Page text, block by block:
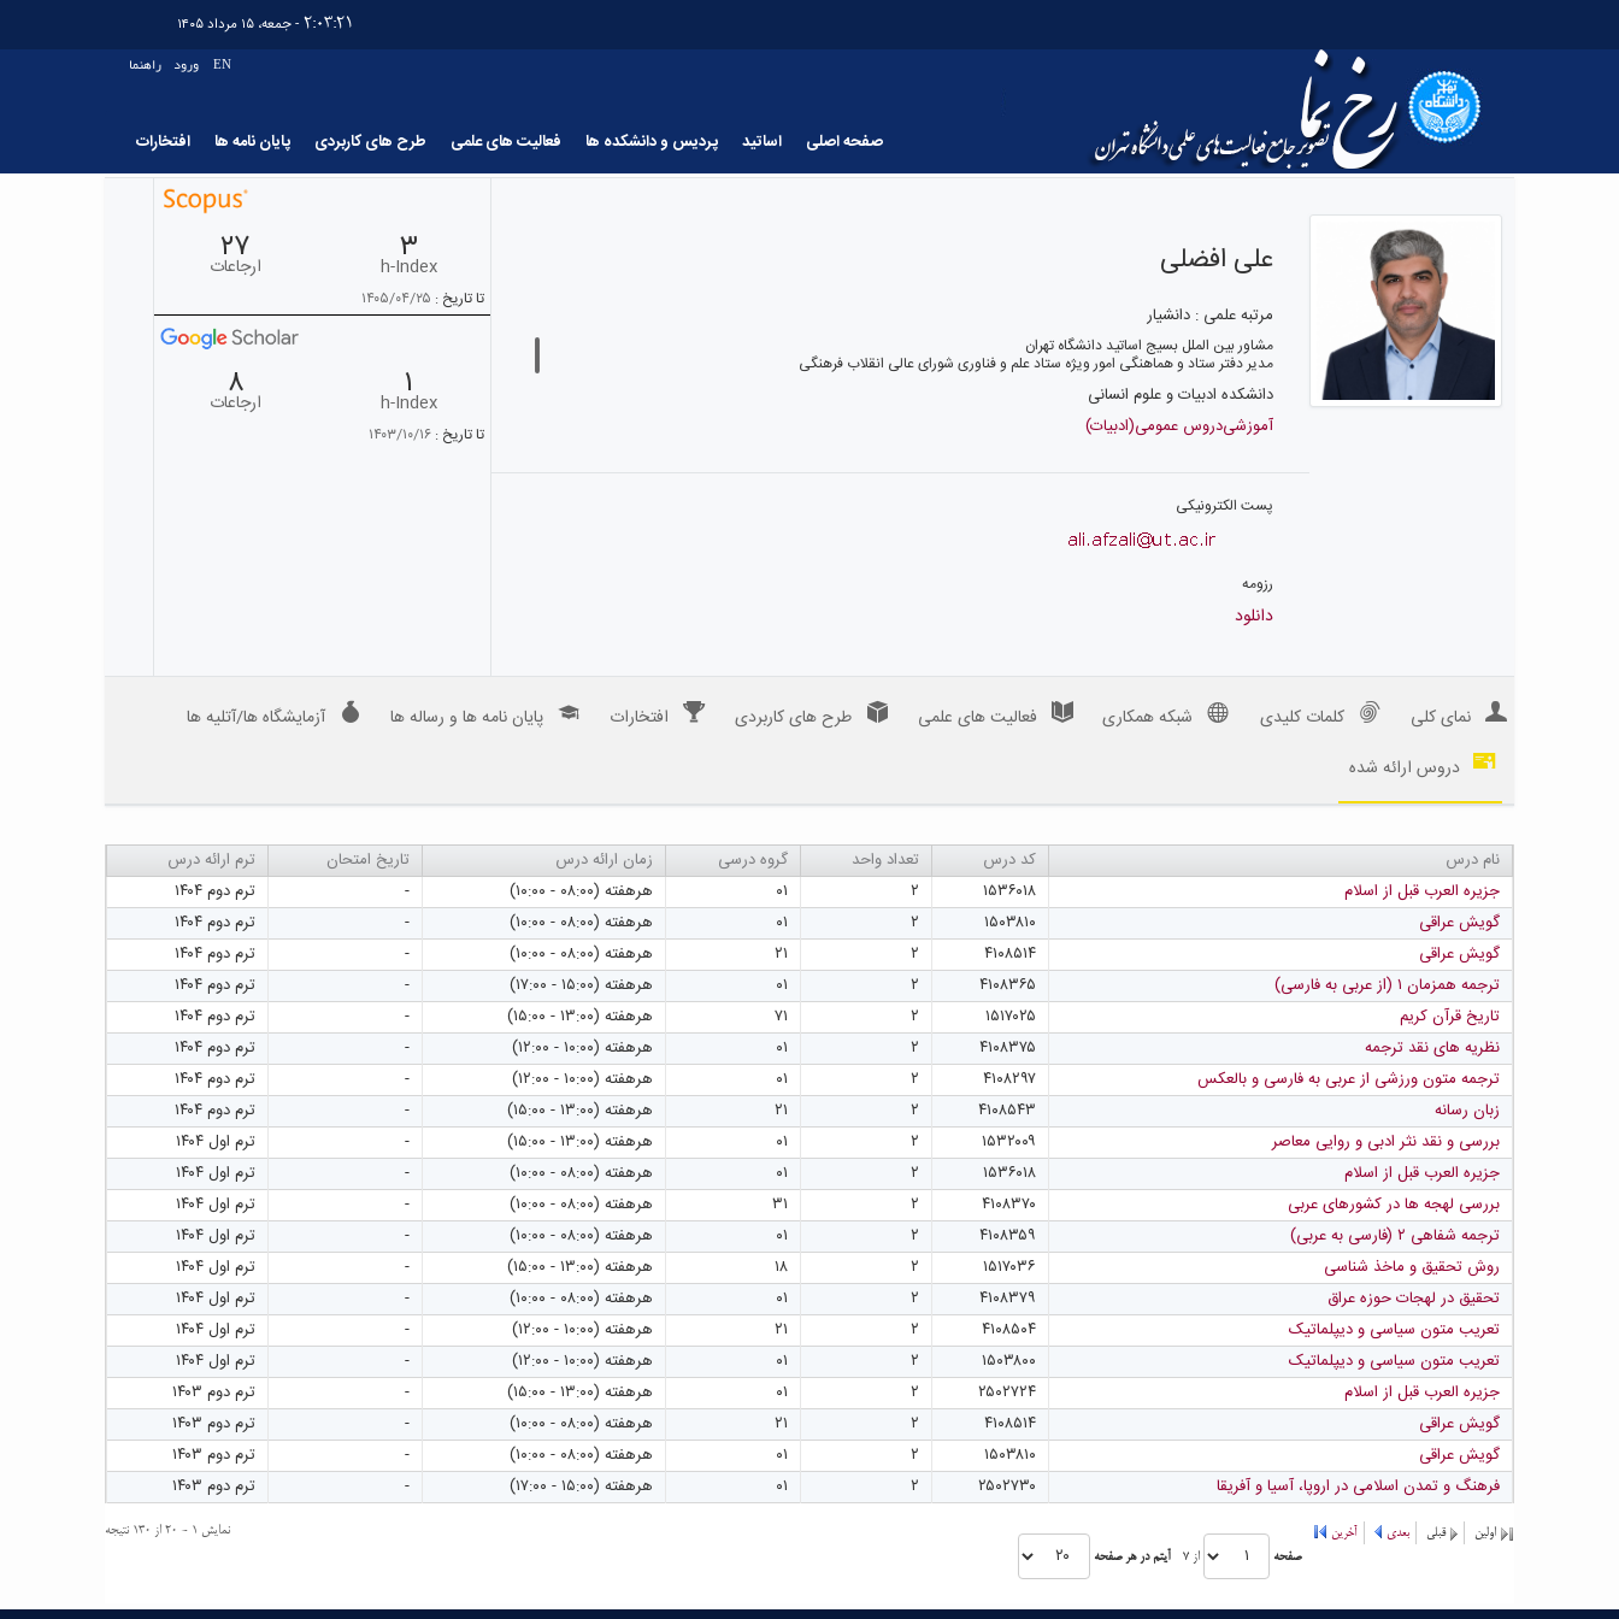
2:03:21 - جمعه، ۱۵ مرداد ۱۴۰۵
EN ورود راهنما
صفحه اصلی اساتید پردیس و دانشکده ها فعالیت های علمی طرح های کاربردی پایان نامه ها افتخارات
علی افضلی
مرتبه علمی : دانشیار
مشاور بین الملل بسیج اساتید دانشگاه تهران
مدیر دفتر ستاد و هماهنگی امور ویژه ستاد علم و فناوری شورای عالی انقلاب فرهنگی
دانشکده ادبیات و علوم انسانی
آموزشی‌دروس عمومی‌(ادبیات)
پست الکترونیکی
رزومه
دانلود
۲۷
ارجاعات ۳
h-Index
تا تاریخ : ۱۴۰۵/۰۴/۲۵
۸
ارجاعات ۱
h-Index
تا تاریخ : ۱۴۰۳/۱۰/۱۶
نمای کلی کلمات کلیدی شبکه همکاری فعالیت های علمی طرح های کاربردی افتخارات پایان نامه ها و رساله ها
آزمایشگاه ها/آتلیه ها
دروس ارائه شده
نام درس کد درس تعداد واحد گروه درسی زمان ارائه درس تاریخ امتحان
ترم ارائه درس
جزیره العرب قبل از اسلام
۱۵۳۶۰۱۸ ۲ ۰۱ هرهفته (۰۸:۰۰ - ۱۰:۰۰) -
ترم دوم ۱۴۰۴
گویش عراقی
۱۵۰۳۸۱۰ ۲ ۰۱ هرهفته (۰۸:۰۰ - ۱۰:۰۰) -
ترم دوم ۱۴۰۴
گویش عراقی
۴۱۰۸۵۱۴ ۲ ۲۱ هرهفته (۰۸:۰۰ - ۱۰:۰۰) -
ترم دوم ۱۴۰۴
ترجمه همزمان ۱ (از عربی به فارسی)
۴۱۰۸۳۶۵ ۲ ۰۱ هرهفته (۱۵:۰۰ - ۱۷:۰۰) -
ترم دوم ۱۴۰۴
تاریخ قرآن کریم
۱۵۱۷۰۲۵ ۲ ۷۱ هرهفته (۱۳:۰۰ - ۱۵:۰۰) -
ترم دوم ۱۴۰۴
نظریه های نقد ترجمه
۴۱۰۸۳۷۵ ۲ ۰۱ هرهفته (۱۰:۰۰ - ۱۲:۰۰) -
ترم دوم ۱۴۰۴
ترجمه متون ورزشی از عربی به فارسی و بالعکس
۴۱۰۸۲۹۷ ۲ ۰۱ هرهفته (۱۰:۰۰ - ۱۲:۰۰) -
ترم دوم ۱۴۰۴
زبان رسانه
۴۱۰۸۵۴۳ ۲ ۲۱ هرهفته (۱۳:۰۰ - ۱۵:۰۰) -
ترم دوم ۱۴۰۴
بررسی و نقد نثر ادبی و روایی معاصر
۱۵۳۲۰۰۹ ۲ ۰۱ هرهفته (۱۳:۰۰ - ۱۵:۰۰) -
ترم اول ۱۴۰۴
جزیره العرب قبل از اسلام
۱۵۳۶۰۱۸ ۲ ۰۱ هرهفته (۰۸:۰۰ - ۱۰:۰۰) -
ترم اول ۱۴۰۴
بررسی لهجه ها در کشورهای عربی
۴۱۰۸۳۷۰ ۲ ۳۱ هرهفته (۰۸:۰۰ - ۱۰:۰۰) -
ترم اول ۱۴۰۴
ترجمه شفاهی ۲ (فارسی به عربی)
۴۱۰۸۳۵۹ ۲ ۰۱ هرهفته (۰۸:۰۰ - ۱۰:۰۰) -
ترم اول ۱۴۰۴
روش تحقیق و ماخذ شناسی
۱۵۱۷۰۳۶ ۲ ۱۸ هرهفته (۱۳:۰۰ - ۱۵:۰۰) -
ترم اول ۱۴۰۴
تحقیق در لهجات حوزه عراق
۴۱۰۸۳۷۹ ۲ ۰۱ هرهفته (۰۸:۰۰ - ۱۰:۰۰) -
ترم اول ۱۴۰۴
تعریب متون سیاسی و دیپلماتیک
۴۱۰۸۵۰۴ ۲ ۲۱ هرهفته (۱۰:۰۰ - ۱۲:۰۰) -
ترم اول ۱۴۰۴
تعریب متون سیاسی و دیپلماتیک
۱۵۰۳۸۰۰ ۲ ۰۱ هرهفته (۱۰:۰۰ - ۱۲:۰۰) -
ترم اول ۱۴۰۴
جزیره العرب قبل از اسلام
۲۵۰۲۷۲۴ ۲ ۰۱ هرهفته (۱۳:۰۰ - ۱۵:۰۰) -
ترم دوم ۱۴۰۳
گویش عراقی
۴۱۰۸۵۱۴ ۲ ۲۱ هرهفته (۰۸:۰۰ - ۱۰:۰۰) -
ترم دوم ۱۴۰۳
گویش عراقی
۱۵۰۳۸۱۰ ۲ ۰۱ هرهفته (۰۸:۰۰ - ۱۰:۰۰) -
ترم دوم ۱۴۰۳
فرهنگ و تمدن اسلامی در اروپا، آسیا و آفریقا
۲۵۰۲۷۳۰ ۲ ۰۱ هرهفته (۱۵:۰۰ - ۱۷:۰۰) - ترم دوم ۱۴۰۳
نمایش ۱ - ۲۰ از ۱۳۰ نتیجه
آیتم در هر صفحه
صفحه از ۷
اولین قبلی بعدی آخرین